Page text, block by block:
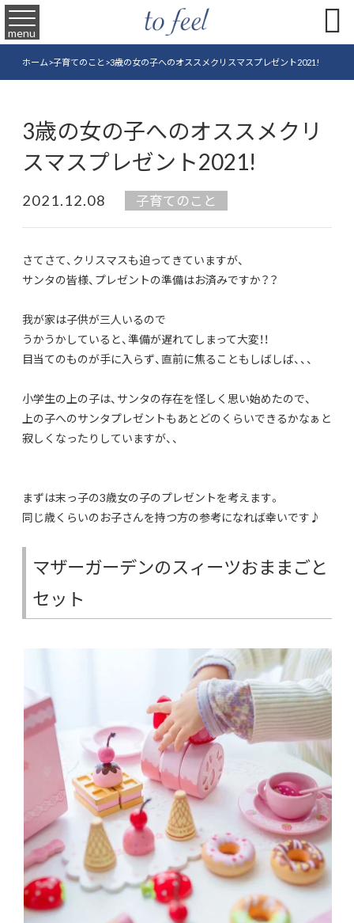
menu 
ホーム>子育てのこと>3歳の女の子へのオススメクリスマスプレゼント2021!
3歳の女の子へのオススメクリ
スマスプレゼント2021!
2021.12.08 子育てのこと
さてさて、クリスマスも迫ってきていますが、
サンタの皆様、プレゼントの準備はお済みですか？？
我が家は子供が三人いるので
うかうかしていると、準備が遅れてしまって大変！！
目当てのものが手に入らず、直前に焦ることもしばしば、、、
小学生の上の子は、サンタの存在を怪しく思い始めたので、
上の子へのサンタプレゼントもあとどのくらいできるかなぁと
寂しくなったりしていますが、、
まずは末っ子の3歳女の子のプレゼントを考えます。
同じ歳くらいのお子さんを持つ方の参考になれば幸いです♪
マザーガーデンのスィーツおままごと
セット